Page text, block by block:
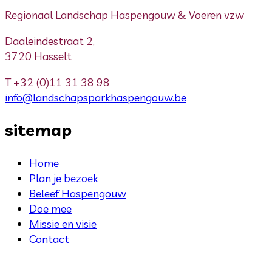
Regionaal Landschap Haspengouw & Voeren vzw
Daaleindestraat 2,
3720 Hasselt
T+32 (0)11 31 38 98
info@landschapsparkhaspengouw.be
sitemap
Home
Plan je bezoek
Beleef Haspengouw
Doe mee
Missie en visie
Contact